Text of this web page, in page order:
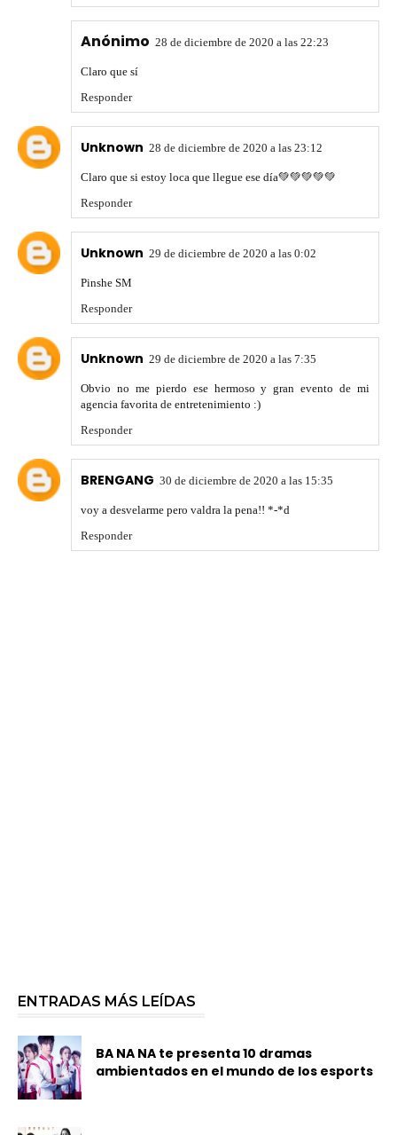
Anónimo 28 de diciembre de 2020 a las 22:23
Claro que sí
Responder
Unknown 28 de diciembre de 2020 a las 23:12
Claro que si estoy loca que llegue ese día💚💚💚💚💚
Responder
Unknown 29 de diciembre de 2020 a las 0:02
Pinshe SM
Responder
Unknown 29 de diciembre de 2020 a las 7:35
Obvio no me pierdo ese hermoso y gran evento de mi
agencia favorita de entretenimiento :)
Responder
BRENGANG 30 de diciembre de 2020 a las 15:35
voy a desvelarme pero valdra la pena!! *-*d
Responder
ENTRADAS MÁS LEÍDAS
BA NA NA te presenta 10 dramas
ambientados en el mundo de los esports